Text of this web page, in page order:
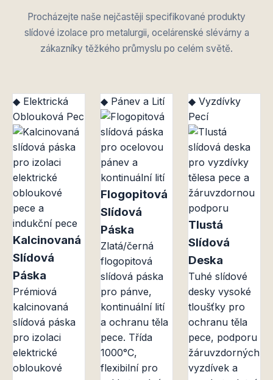
Procházejte naše nejčastěji specifikované produkty
slídové izolace pro metalurgii, ocelárenské slévárny a
zákazníky těžkého průmyslu po celém světě.
◆ Elektrická
Oblouková Pec
Kalcinovaná
Slídová
Páska
Prémiová
kalcinovaná
slídová páska
pro izolaci
elektrické
obloukové
◆ Pánev a Lití
Flogopitová
Slídová
Páska
Zlatá/černá
flogopitová
slídová páska
pro pánve,
kontinuální lití
a ochranu těla
pece. Třída
1000°C,
flexibilní pro
◆ Vyzdívky
Pecí
Tlustá
Slídová
Deska
Tuhé slídové
desky vysoké
tloušťky pro
ochranu těla
pece, podporu
žáruvzdorných
vyzdívek a